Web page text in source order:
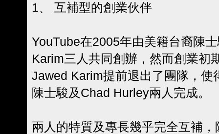
1、 互補型的創業伙伴
YouTube在2005年由美籍台裔陳
Karim三人共同創辦，然而創業初
Jawed Karim提前退出了團隊，使
陳士駿及Chad Hurley兩人完成。
兩人的特質及專長幾乎完全互補